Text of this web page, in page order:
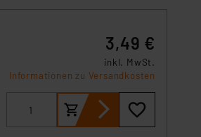
3,49 €
inkl. MwSt.
Informationen zu Versandkosten